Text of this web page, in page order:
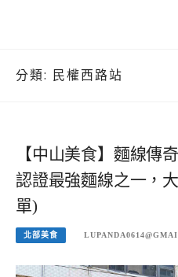
分類: 民權西路站
【中山美食】麵線傳
認證最強麵線之一，
單)
北部美食